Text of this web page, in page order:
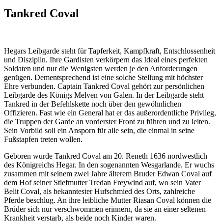
Tankred Coval
Hegars Leibgarde steht für Tapferkeit, Kampfkraft, Entschlossenheit
und Disziplin. Ihre Gardisten verkörpern das Ideal eines perfekten
Soldaten und nur die Wenigsten werden je den Anforderungen
genügen. Dementsprechend ist eine solche Stellung mit höchster
Ehre verbunden. Captain Tankred Coval gehört zur persönlichen
Leibgarde des Königs Melven von Galen. In der Leibgarde steht
Tankred in der Befehlskette noch über den gewöhnlichen
Offizieren. Fast wie ein General hat er das außerordentliche Privileg,
die Truppen der Garde an vorderster Front zu führen und zu leiten.
Sein Vorbild soll ein Ansporn für alle sein, die einmal in seine
Fußstapfen treten wollen.
Geboren wurde Tankred Coval am 20. Reneth 1636 nordwestlich
des Königreichs Hegar. In den sogenannten Wesgarlande. Er wuchs
zusammen mit seinem zwei Jahre älterem Bruder Edwan Coval auf
dem Hof seiner Stiefmutter Tredan Freywind auf, wo sein Vater
Belit Coval, als bekanntester Hufschmied des Orts, zahlreiche
Pferde beschlug. An ihre leibliche Mutter Riasan Coval können die
Brüder sich nur verschwommen erinnern, da sie an einer seltenen
Krankheit verstarb, als beide noch Kinder waren.